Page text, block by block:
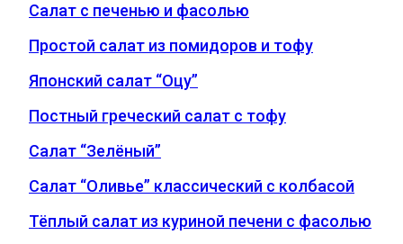
Салат с печенью и фасолью
Простой салат из помидоров и тофу
Японский салат “Оцу”
Постный греческий салат с тофу
Салат “Зелёный”
Салат “Оливье” классический с колбасой
Тёплый салат из куриной печени с фасолью